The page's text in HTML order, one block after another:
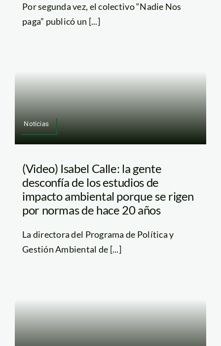
Por segunda vez, el colectivo “Nadie Nos
paga” publicó un [...]
Noticias
(Video) Isabel Calle: la gente
desconfía de los estudios de
impacto ambiental porque se rigen
por normas de hace 20 años
La directora del Programa de Política y
Gestión Ambiental de [...]